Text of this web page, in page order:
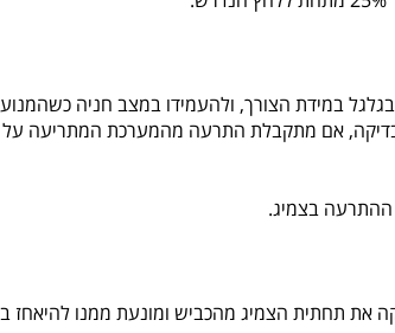
במידת הצורך, ולהעמידו במצב חניה כשהמנוע
אם מתקבלת התרעה מהמערכת המתריעה על
ההתרעה בצמיג.
את תחתית הצמיג מהכביש ומונעת ממנו